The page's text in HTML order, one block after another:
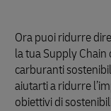
Ora puoi ridurre
la tua Supply
carburanti
aiutarti a ridurre
obiettivi di